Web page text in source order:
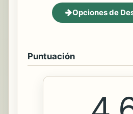
Opciones de
Puntuación